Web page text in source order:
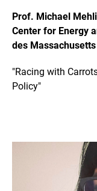
Prof. Michael
Center for Energy
des
"Racing with
Policy"